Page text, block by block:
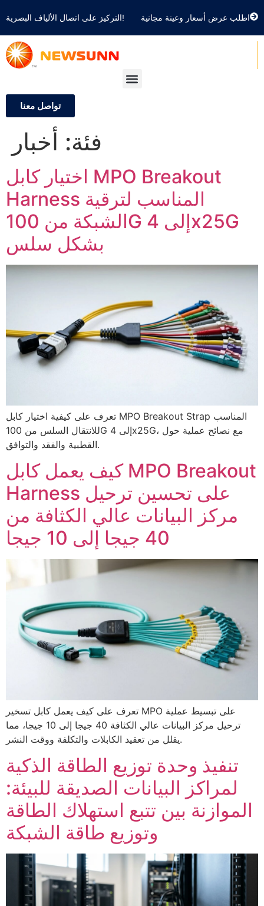
التركيز على اتصال الألياف البصرية! اطلب عرض أسعار وعينة مجانية
تواصل معنا
فئة:
اختيار كابل MPO Breakout
Harness المناسب لترقية
الشبكة من 100G إلى 4x25G
تعرف على كيفية اختيار كابل MPO Breakout Strap المناسب
للانتقال السلس من 100G إلى 4x25G، مع نصائح عملية حول
القطبية والفقد والتوافق.
كيف يعمل كابل MPO Breakout
Harness على تحسين ترحيل
مركز البيانات عالي الكثافة من
تعرف على كيف يعمل كابل تسخير MPO على تبسيط عملية
ترحيل مركز البيانات عالي الكثافة 40 جيجا إلى 10 جيجا، مما
يقلل من تعقيد الكابلات والتكلفة ووقت النشر.
تنفيذ وحدة توزيع الطاقة الذكية
لمراكز البيانات الصديقة للبيئة:
الموازنة بين تتبع استهلاك الطاقة
وتوزيع طاقة الشبكة